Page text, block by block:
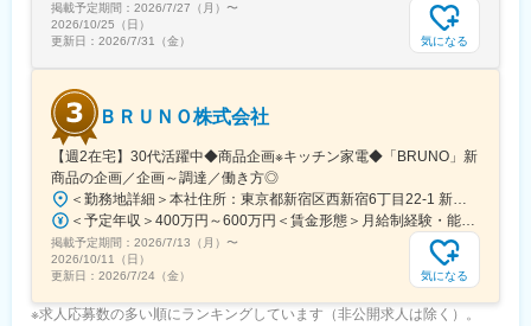
・産休・育休取得率＆復帰率100％。ライフスタイルに応じた働
き方が可能！
・Netflix見放題（社員・家族利用可）、睡眠休暇、社員割引・モ
ニター制度（入社3ヶ月後に寝具プレゼント）など福利厚生も充実
変更の範囲：会社の定める業務
掲載予定期間： 2026/7/27（月） 〜
2026/10/25（日）
更新日： 2026/7/31（金） 気になる
ＢＲＵＮＯ株式会社
【週2在宅】30代活躍中◆商品企画※キッチン家電◆「BRUNO」新
商品の企画／企画～調達／働き方◎
＜勤務地詳細＞本社住所：東京都新宿区西新宿6丁目22-1 新宿スクエアタワー B1階勤務地最寄駅：東京メトロ丸ノ内線／西新宿駅受動喫煙対策：屋内全面禁煙変更の範囲：会社の定める事業所（リモートワーク含む）
＜予定年収＞400万円～600万円＜賃金形態＞月給制経験・能力を考慮の上、優遇いたします。＜賃金内訳＞月額（基本給）：300,000円～450,000円＜月給＞300,000円～450,000円＜昇給有無＞有＜残業手当＞有＜給与補足＞・賞与実績：年2回・昇給：年1回※半年毎に評価を行い、評価が高ければ年齢に関係なく昇給・昇格していきます。創造性の高い人・新しいことにチャレンジした人が高い評価を得られます。賃金はあくまでも目安の金額であり、選考を通じて上下する可能性があります。月給(月額)は固定手当を含めた表記です。
掲載予定期間： 2026/7/13（月） 〜
2026/10/11（日）
更新日： 2026/7/24（金） 気になる
※求人応募数の多い順にランキングしています（非公開求人は除く）。